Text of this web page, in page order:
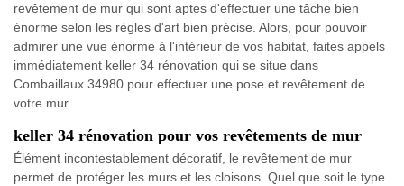
revêtement de mur qui sont aptes d'effectuer une tâche bien
énorme selon les règles d'art bien précise. Alors, pour pouvoir
admirer une vue énorme à l'intérieur de vos habitat, faites appels
immédiatement keller 34 rénovation qui se situe dans
Combaillaux 34980 pour effectuer une pose et revêtement de
votre mur.
keller 34 rénovation pour vos revêtements de mur
Élément incontestablement décoratif, le revêtement de mur
permet de protéger les murs et les cloisons. Quel que soit le type